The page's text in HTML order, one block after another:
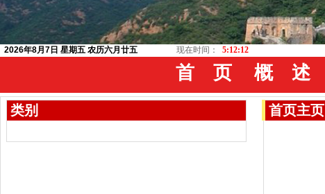
2026年8月7日 星期五 农历六月廿五 现在时间： 5:12:13
首 页 概 述
类别 首页主页